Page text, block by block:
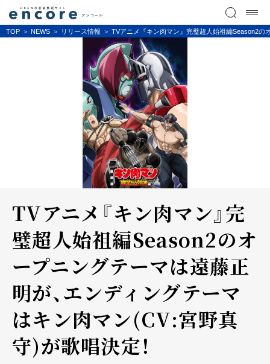
TOP NEWS リリース情報 TVアニメ『キン肉マン』完璧超人始祖編Season2
TVアニメ『キン肉マン』完
璧超人始祖編Season2のオ
ープニングテーマは遠藤正
明が、エンディングテーマ
はキン肉マン(CV:宮野真
守)が歌唱決定！